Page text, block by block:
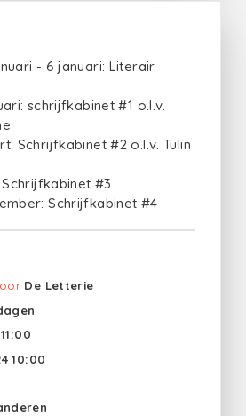
- 6 januari: Literair
schrijfkabinet #1 o.l.v.
Schrijfkabinet #2 o.l.v. Tülin
#3
Schrijfkabinet #4
De Letterie
10:00